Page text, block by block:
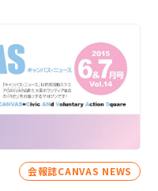
会報誌CANVAS NEWS